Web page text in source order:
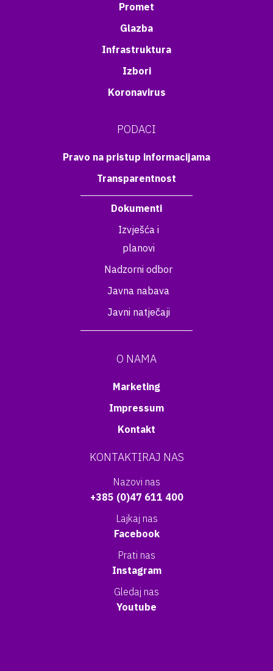
Promet
Glazba
Infrastruktura
Izbori
Koronavirus
PODACI
Pravo na pristup informacijama
Transparentnost
Dokumenti
Izvješća i
planovi
Nadzorni odbor
Javna nabava
Javni natječaji
O NAMA
Marketing
Impressum
Kontakt
KONTAKTIRAJ NAS
Nazovi nas
+385 (0)47 611 400
Lajkaj nas
Facebook
Prati nas
Instagram
Gledaj nas
Youtube